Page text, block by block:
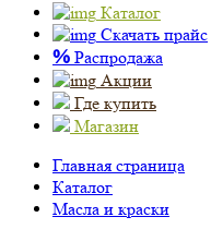
Каталог
Скачать прайс
% Распродажа
Акции
Где купить
Магазин
Главная страница
Каталог
Масла и краски